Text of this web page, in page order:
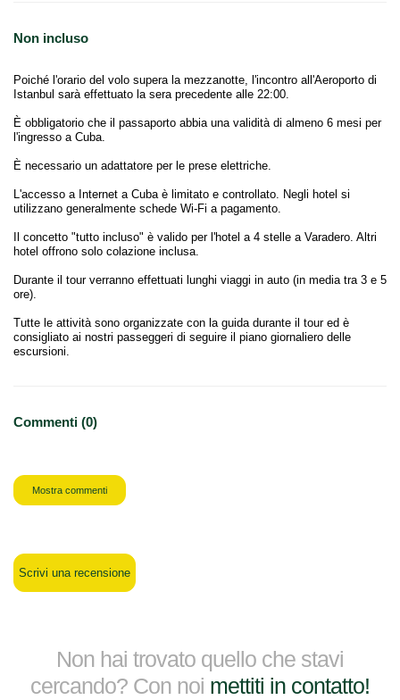
Non incluso
Poiché l'orario del volo supera la mezzanotte, l'incontro all'Aeroporto di
Istanbul sarà effettuato la sera precedente alle 22:00.
È obbligatorio che il passaporto abbia una validità di almeno 6 mesi per
l'ingresso a Cuba.
È necessario un adattatore per le prese elettriche.
L'accesso a Internet a Cuba è limitato e controllato. Negli hotel si
utilizzano generalmente schede Wi-Fi a pagamento.
Il concetto "tutto incluso" è valido per l'hotel a 4 stelle a Varadero. Altri
hotel offrono solo colazione inclusa.
Durante il tour verranno effettuati lunghi viaggi in auto (in media tra 3 e 5
ore).
Tutte le attività sono organizzate con la guida durante il tour ed è
consigliato ai nostri passeggeri di seguire il piano giornaliero delle
escursioni.
Commenti (0)
Mostra commenti
Scrivi una recensione
Non hai trovato quello che stavi
cercando? Con noi mettiti in contatto!